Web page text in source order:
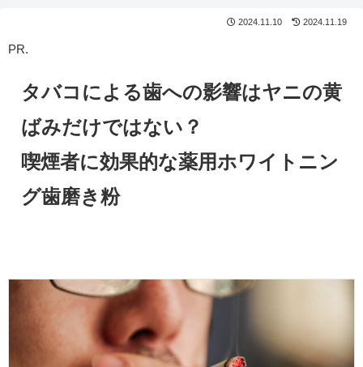
2024.11.10 2024.11.19
PR.
タバコによる歯への影響はヤニの黄
ばみだけではない？
喫煙者に効果的な薬用ホワイトニン
グ歯磨き粉